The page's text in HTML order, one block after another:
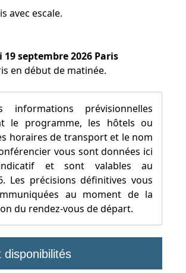
avec escale.
19 septembre 2026 Paris
en début de matinée.
prévisionnelles
le programme, les hôtels ou
horaires de transport et le nom
vous sont données ici
et sont valables au
Les précisions définitives vous
au moment de la
du rendez-vous de départ.
disponibilités